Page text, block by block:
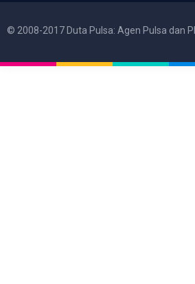
© 2008-2017 Duta Pulsa: Agen Pulsa dan